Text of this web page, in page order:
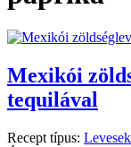
Mexikói
tequilával
Recept típus: Levesek